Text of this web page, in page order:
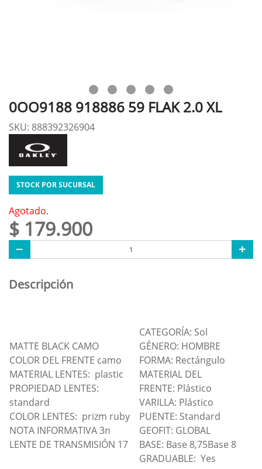
0OO9188 918886 59 FLAK 2.0 XL
SKU: 888392326904
STOCK POR SUCURSAL
Agotado.
$ 179.900
Descripción
MATTE BLACK CAMO
COLOR DEL FRENTE camo
MATERIAL LENTES: plastic
PROPIEDAD LENTES:
standard
COLOR LENTES: prizm ruby
NOTA INFORMATIVA 3n
LENTE DE TRANSMISIÓN 17
CATEGORÍA: Sol
GÉNERO: HOMBRE
FORMA: Rectángulo
MATERIAL DEL
FRENTE: Plástico
VARILLA: Plástico
PUENTE: Standard
GEOFIT: GLOBAL
BASE: Base 8,75Base 8
GRADUABLE: Yes